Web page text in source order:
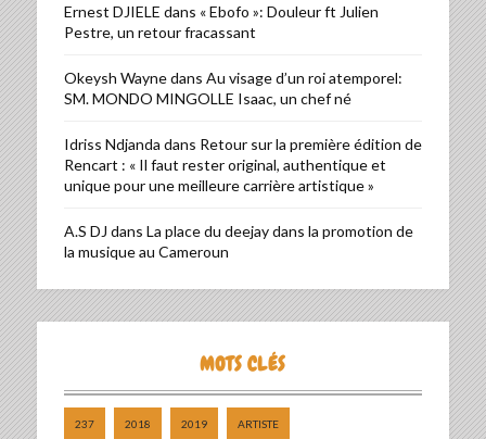
Ernest DJIELE dans « Ebofo »: Douleur ft Julien
Pestre, un retour fracassant
Okeysh Waynedans Au visage d’un roi atemporel:
SM. MONDO MINGOLLE Isaac, un chef né
Idriss Ndjanda dans Retour sur la première édition de
Rencart : « Il faut rester original, authentique et
unique pour une meilleure carrière artistique »
A.S DJ dans La place du deejay dans la promotion de
la musique au Cameroun
MOTS CLÉS
237 2018 2019 ARTISTE